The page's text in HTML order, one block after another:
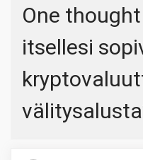
One
itsellesi
välitysalusta